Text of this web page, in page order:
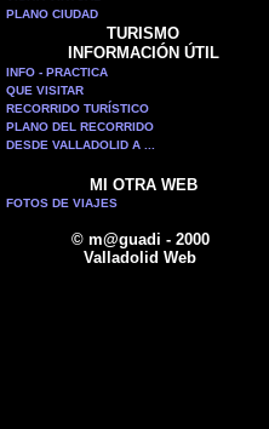
PLANO CIUDAD
TURISMO
INFORMACIÓN ÚTIL
INFO - PRACTICA
QUE VISITAR
RECORRIDO TURÍSTICO
PLANO DEL RECORRIDO
DESDE VALLADOLID A ...
MI OTRA WEB
FOTOS DE VIAJES
© m@guadi - 2000
Valladolid Web